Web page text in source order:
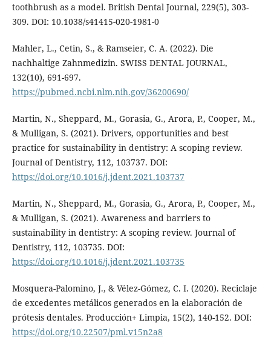
toothbrush as a model. British Dental Journal, 229(5), 303-
309. DOI: 10.1038/s41415-020-1981-0
Mahler, L., Cetin, S., & Ramseier, C. A. (2022). Die
nachhaltige Zahnmedizin. SWISS DENTAL JOURNAL,
132(10), 691-697.
https://pubmed.ncbi.nlm.nih.gov/36200690/
Martin, N., Sheppard, M., Gorasia, G., Arora, P., Cooper, M.,
& Mulligan, S. (2021). Drivers, opportunities and best
practice for sustainability in dentistry: A scoping review.
Journal of Dentistry, 112, 103737. DOI:
https://doi.org/10.1016/j.jdent.2021.103737
Martin, N., Sheppard, M., Gorasia, G., Arora, P., Cooper, M.,
& Mulligan, S. (2021). Awareness and barriers to
sustainability in dentistry: A scoping review. Journal of
Dentistry, 112, 103735. DOI:
https://doi.org/10.1016/j.jdent.2021.103735
Mosquera-Palomino, J., & Vélez-Gómez, C. I. (2020). Reciclaje
de excedentes metálicos generados en la elaboración de
prótesis dentales. Producción+ Limpia, 15(2), 140-152. DOI:
https://doi.org/10.22507/pml.v15n2a8